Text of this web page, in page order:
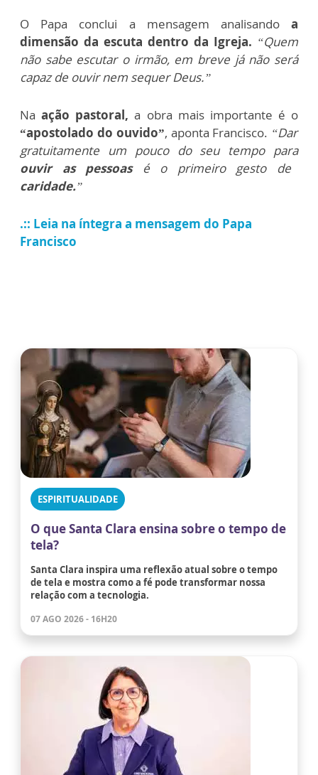
O Papa conclui a mensagem analisandoa
dimensão da escuta dentro da Igreja. “Quem
não sabe escutar o irmão, em breve já não será
capaz de ouvir nem sequer Deus.”
Naação pastoral, a obra mais importante é o
“apostolado do ouvido”, aponta Francisco. “Dar
gratuitamente um pouco do seu tempo para
ouvir as pessoas
é o primeiro gesto de
caridade.”
.:: Leia na íntegra a mensagem do Papa
Francisco
ESPIRITUALIDADE
O que Santa Clara ensina sobre o tempo de
tela?
Santa Clara inspira uma reflexão atual sobre o tempo
de tela e mostra como a fé pode transformar nossa
relação com a tecnologia.
07 AGO 2026 - 16H20